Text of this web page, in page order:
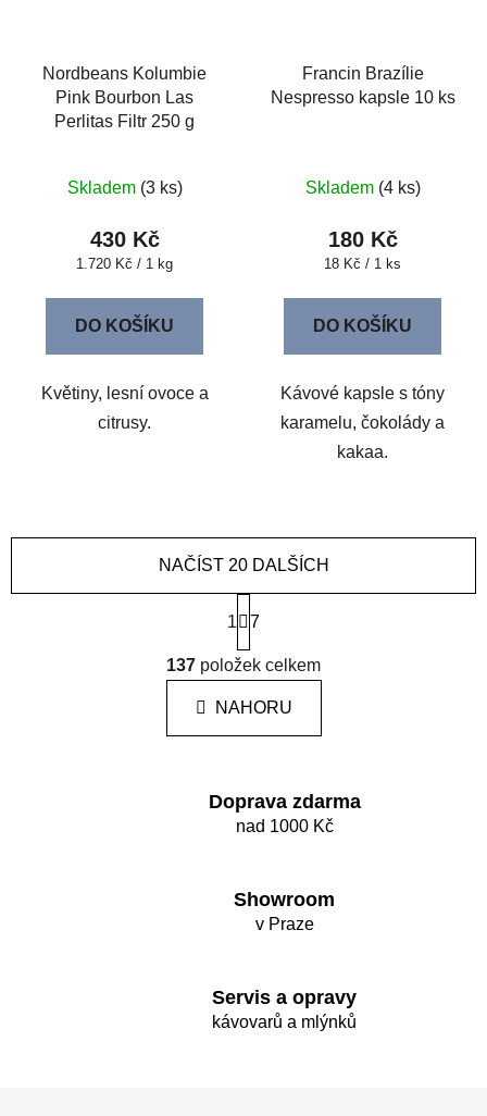
Nordbeans Kolumbie
Pink Bourbon Las
Perlitas Filtr 250 g
Skladem (3 ks)
430 Kč
Měrná
1.720 Kč / 1 kg
DO KOŠÍKU
Květiny, lesní ovoce a
citrusy.
Francin Brazílie
Nespresso kapsle 10 ks
Skladem (4 ks)
180 Kč
Měrná
18 Kč / 1 ks
DO KOŠÍKU
Kávové kapsle s tóny
karamelu, čokolády a
kakaa.
O
v
l
á
d
c
í
p
v
k
p
i
NAČÍST 20 DALŠÍCH
S
t
r
á
n
k
í
1 7
137 položek celkem
NAHORU
Doprava zdarma
nad 1000 Kč
Showroom
v Praze
Servis a opravy
kávovarů a mlýnků